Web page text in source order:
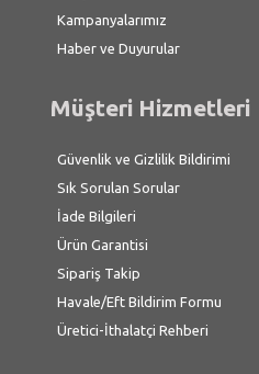
Kampanyalarımız
Haber ve Duyurular
Müşteri Hizmetleri
Güvenlik ve Gizlilik Bildirimi
Sık Sorulan Sorular
İade Bilgileri
Ürün Garantisi
Sipariş Takip
Havale/Eft Bildirim Formu
Üretici-İthalatçi Rehberi